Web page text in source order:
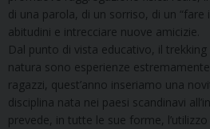
di una parola, di un sorriso, di un “fare
abitudini e intrecciare nuove amicizie.
Dal punto di vista educativo, il
natura sono esperienze
ragazzi, quest’anno inseriamo una
disciplina nata nei paesi scandinavi
prevede, in tutte le sue forme,